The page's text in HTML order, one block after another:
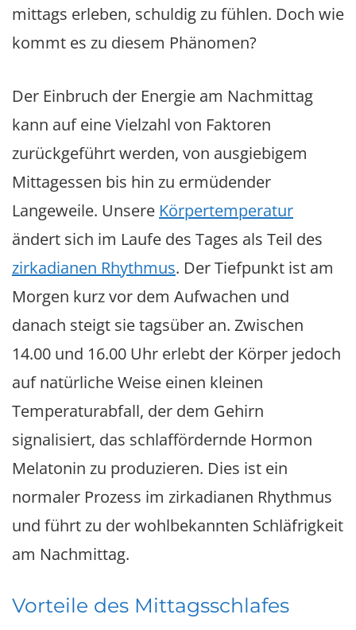
mittags erleben, schuldig zu fühlen. Doch wie
kommt es zu diesem Phänomen?
Der Einbruch der Energie am Nachmittag
kann auf eine Vielzahl von Faktoren
zurückgeführt werden, von ausgiebigem
Mittagessen bis hin zu ermüdender
Langeweile. Unsere Körpertemperatur
ändert sich im Laufe des Tages als Teil des
zirkadianen Rhythmus. Der Tiefpunkt ist am
Morgen kurz vor dem Aufwachen und
danach steigt sie tagsüber an. Zwischen
14.00 und 16.00 Uhr erlebt der Körper jedoch
auf natürliche Weise einen kleinen
Temperaturabfall, der dem Gehirn
signalisiert, das schlaffördernde Hormon
Melatonin zu produzieren. Dies ist ein
normaler Prozess im zirkadianen Rhythmus
und führt zu der wohlbekannten Schläfrigkeit
am Nachmittag.
Vorteile des Mittagsschlafes